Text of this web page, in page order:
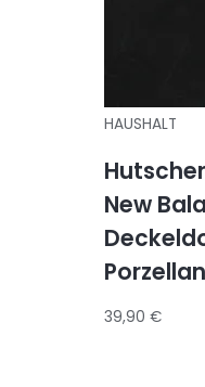
HAUSHALT
New
Porzellan
39,90€